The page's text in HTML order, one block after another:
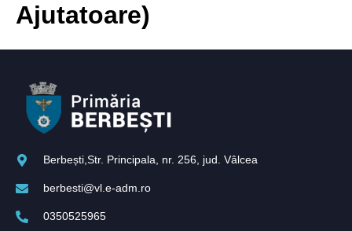
Ajutatoare)
Berbești,Str. Principala, nr. 256, jud. Vâlcea
berbesti@vl.e-adm.ro
0350525965